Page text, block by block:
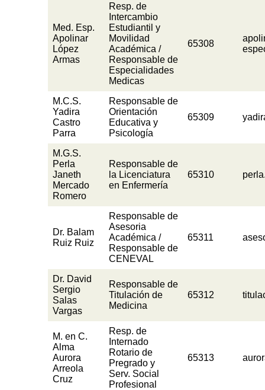
Med. Esp.
Apolinar
López
Armas
Resp. de
Intercambio
Estudiantil y
Movilidad
Académica /
Responsable de
Especialidades
Medicas
65308
M.C.S.
Yadira
Castro
Parra
Responsable de
Orientación
Educativa y
Psicología
65309
M.G.S.
Perla
Janeth
Mercado
Romero
Responsable de
la Licenciatura
en Enfermería
65310
Dr. Balam
Ruiz Ruiz
Responsable de
Asesoria
Académica /
Responsable de
CENEVAL
65311
Dr. David
Sergio
Salas
Vargas
Responsable de
Titulación de
Medicina
65312
M. en C.
Alma
Aurora
Arreola
Cruz
Resp. de
Internado
Rotario de
Pregrado y
Serv. Social
Profesional
65313